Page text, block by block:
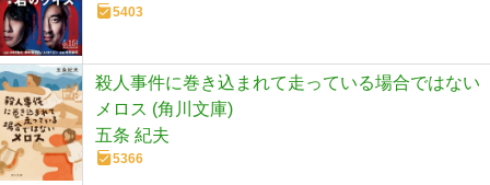
5403
殺人事件に巻き込まれて走っている場合ではない
メロス (角川文庫)
五条 紀夫
5366